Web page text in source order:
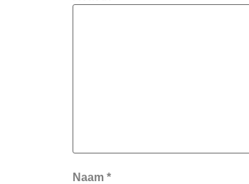
Naam *